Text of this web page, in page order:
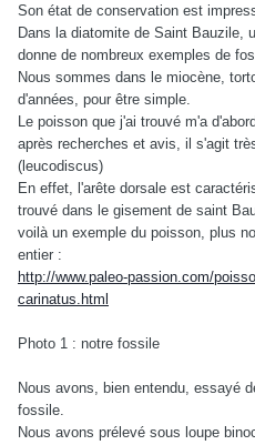
Son état de conservation est
Dans la diatomite de Saint Bauzile,
donne de nombreux exemples de
Nous sommes dans le miocène,
d'années, pour être simple.
Le poisson que j'ai trouvé m'a
après recherches et avis, il s'agit
(leucodiscus)
En effet, l'arête dorsale est
trouvé dans le gisement de saint
voilà un exemple du poisson, plus
entier :
http://www.paleo-passion.com/
carinatus.html
Photo 1 : notre fossile
Nous avons, bien entendu, essayé
fossile.
Nous avons prélevé sous loupe